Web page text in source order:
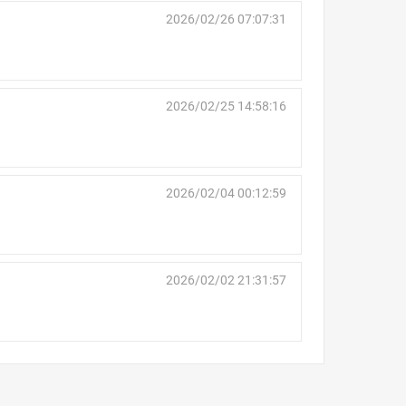
2026/02/26 07:07:31
2026/02/25 14:58:16
2026/02/04 00:12:59
2026/02/02 21:31:57